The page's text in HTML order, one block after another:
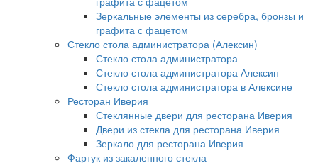
Зеркальные элементы из серебра, бронзы и
графита с фацетом
Стекло стола администратора (Алексин)
Стекло стола администратора
Стекло стола администратора Алексин
Стекло стола администратора в Алексине
Ресторан Иверия
Стеклянные двери для ресторана Иверия
Двери из стекла для ресторана Иверия
Зеркало для ресторана Иверия
Фартук из закаленного стекла